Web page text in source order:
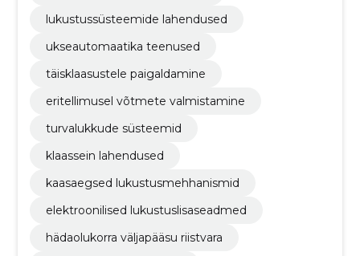
lukustussüsteemide lahendused
ukseautomaatika teenused
täisklaasustele paigaldamine
eritellimusel võtmete valmistamine
turvalukkude süsteemid
klaassein lahendused
kaasaegsed lukustusmehhanismid
elektroonilised lukustuslisaseadmed
hädaolukorra väljapääsu riistvara